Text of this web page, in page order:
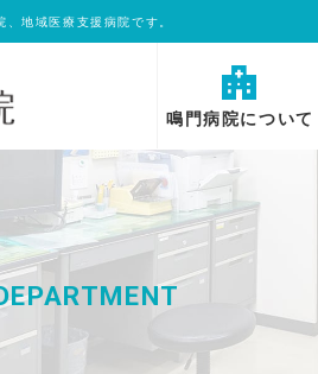
地域医療支援病院です。
鳴門病院について